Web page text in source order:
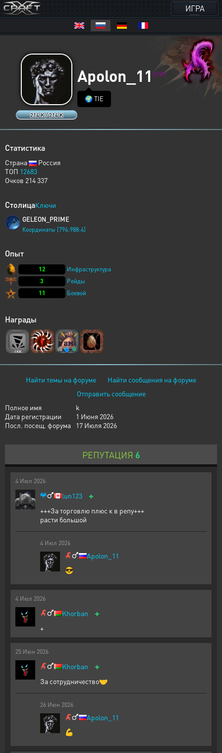
ИГРА
214 K / 214 K
Apolon_11 XERJ
🌍 TIE
Статистика
Страна
Россия
ТОП 12683
Очков 214 337
СтолицаКлючи
GELEON_PRIME
Координаты [794:988:4]
Опыт
12
Инфраструктура
3
Рейды
11
Боевой
Награды
Найти темы на форуме
Найти сообщения на форуме
Отправить сообщение
Полное имя
k
Дата регистрации
1 Июня 2026
Посл. посещ. форума
17 Июля 2026
РЕПУТАЦИЯ 6
4 Июл 2026
lun123 +
+++За торговлю плюс к в репу+++
расти большой
4 Июл 2026
Apolon_11
😎
4 Июл 2026
Khorban +
+
25 Июн 2026
Khorban +
За сотрудничество🤝
26 Июн 2026
Apolon_11
💪